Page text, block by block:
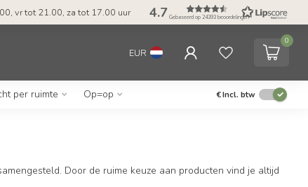
vr tot 21.00, za tot 17.00 uur 4.7 Gebaseerd op 24393 beoordelingen
EUR
0
per ruimte Op=op €Incl. btw
Door de ruime keuze aan producten vind je altijd